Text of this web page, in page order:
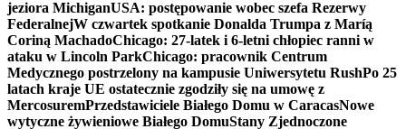
jeziora MichiganUSA: postępowanie wobec szefa Rezerwy
FederalnejW czwartek spotkanie Donalda Trumpa z Maríą
Coriną MachadoChicago: 27-latek i 6-letni chłopiec ranni w
ataku w Lincoln ParkChicago: pracownik Centrum
Medycznego postrzelony na kampusie Uniwersytetu RushPo 25
latach kraje UE ostatecznie zgodziły się na umowę z
MercosuremPrzedstawiciele Białego Domu w CaracasNowe
wytyczne żywieniowe Białego DomuStany Zjednoczone